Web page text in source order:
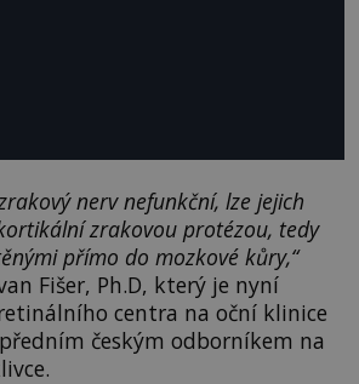
nerv nefunkční, lze jejich
zrakovou protézou, tedy
přímo do mozkové kůry,“
Fišer, Ph.D, který je nyní
centra na oční klinice
českým odborníkem na